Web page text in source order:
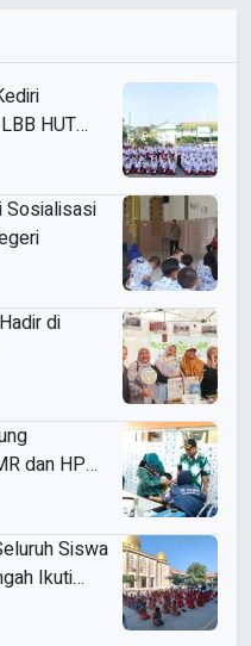
HUT
Sosialisasi
di
dan HPV
Siswa
Ikuti